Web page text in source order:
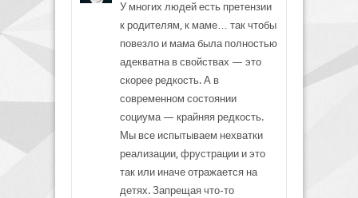
У многих людей есть претензии
к родителям, к маме… так чтобы
повезло и мама была полностью
адекватна в свойствах — это
скорее редкость. А в
современном состоянии
социума — крайняя редкость.
Мы все испытываем нехватки
реализации, фрустрации и это
так или иначе отражается на
детях. Запрещая что-то